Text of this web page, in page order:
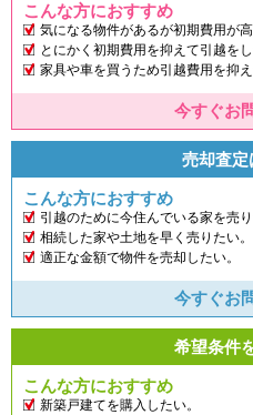
こんな方におすすめ
気になる物件があるが初期費用が
とにかく初期費用を抑えて引越をし
家具や車を買うため引越費用を抑え
今すぐお
売却査定
こんな方におすすめ
引越のために今住んでいる家を売り
相続した家や土地を早く売りたい。
適正な金額で物件を売却したい。
今すぐお
希望条件
こんな方におすすめ
新築戸建てを購入したい。